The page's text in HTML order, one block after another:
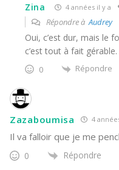
Zina 4 années il y a
Répondre àAudrey
Oui, c’est dur, mais le
c’est tout à fait gérable.
0 Répondre
Zazaboumisa 4
Il va falloir que je me
0 Répondre